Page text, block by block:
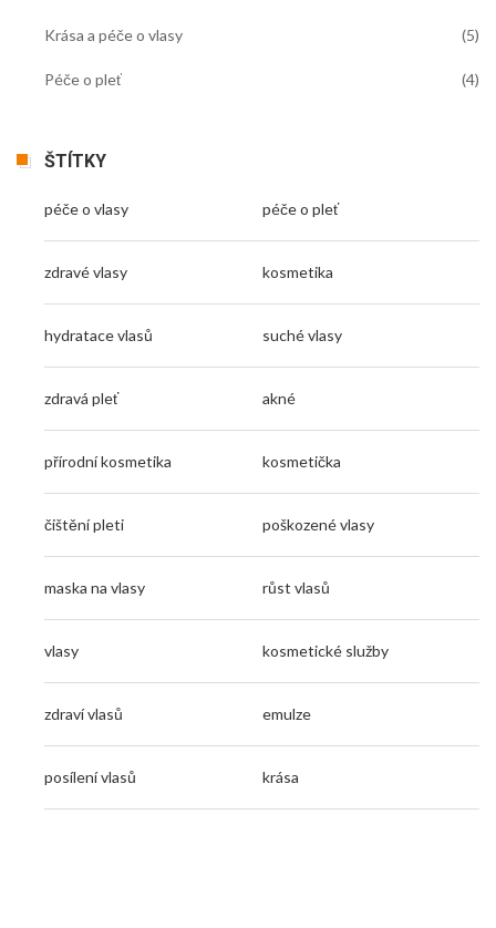
Krása a péče o vlasy (5)
Péče o pleť (4)
ŠTÍTKY
péče o vlasy péče o pleť
zdravé vlasy kosmetika
hydratace vlasů suché vlasy
zdravá pleť akné
přírodní kosmetika kosmetička
čištění pleti poškozené vlasy
maska na vlasy růst vlasů
vlasy kosmetické služby
zdraví vlasů emulze
posílení vlasů krása